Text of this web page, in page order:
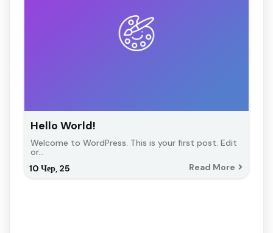
Hello World!
10 Чер, 25
Welcome to WordPress. This is your first post. Edit
or…
Read More